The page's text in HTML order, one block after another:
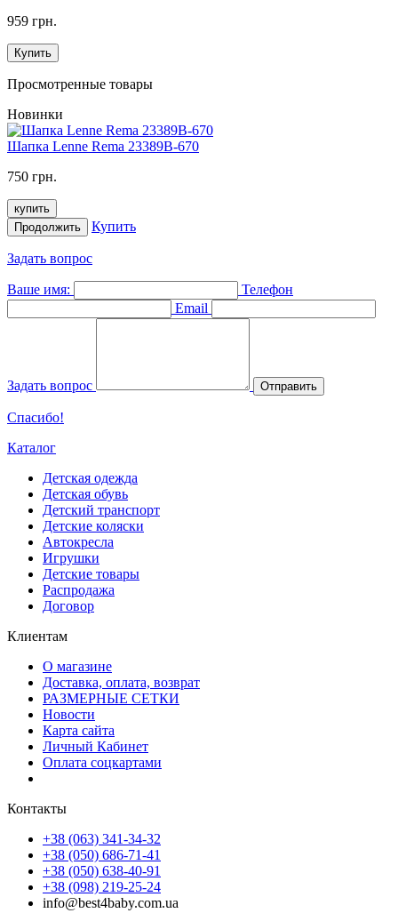
959 грн.
Купить
Просмотренные товары
Новинки
Шапка Lenne Rema 23389B-670
750 грн.
купить
Продолжить
Купить
Задать вопрос
Ваше имя:
Телефон
Email
Задать вопрос Отправить
Спасибо!
Каталог
Детская одежда
Детская обувь
Детский транспорт
Детские коляски
Автокресла
Игрушки
Детские товары
Распродажа
Договор
Клиентам
О магазине
Доставка, оплата, возврат
РАЗМЕРНЫЕ СЕТКИ
Новости
Карта сайта
Личный Кабинет
Оплата соцкартами
Контакты
+38 (063) 341-34-32
+38 (050) 686-71-41
+38 (050) 638-40-91
+38 (098) 219-25-24
info@best4baby.com.ua